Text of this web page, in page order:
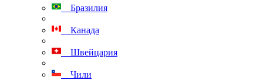
Бразилия
Канада
Швейцария
Чили